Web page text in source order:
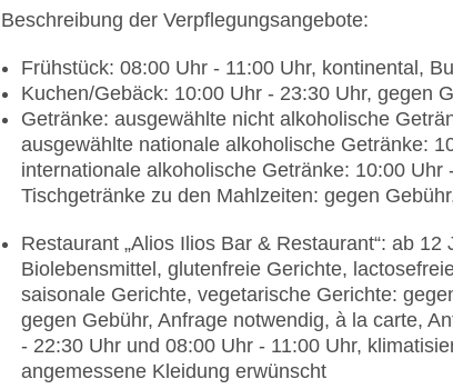
Etagen: 2, Zimmer: 83, Villen: 2
Landeskategorie: 5 Sterne
Beschreibung der Verpflegungsangebote:
Frühstück: 08:00 Uhr - 11:00 Uhr, kontinental,
Kuchen/Gebäck: 10:00 Uhr - 23:30 Uhr, gegen
Getränke: ausgewählte nicht alkoholische
ausgewählte nationale alkoholische Getränke:
internationale alkoholische Getränke: 10:00
Tischgetränke zu den Mahlzeiten: gegen
Restaurant „Alios Ilios Bar & Restaurant“: ab
Biolebensmittel, glutenfreie Gerichte,
saisonale Gerichte, vegetarische Gerichte:
gegen Gebühr, Anfrage notwendig, à la carte,
- 22:30 Uhr und 08:00 Uhr - 11:00 Uhr,
angemessene Kleidung erwünscht